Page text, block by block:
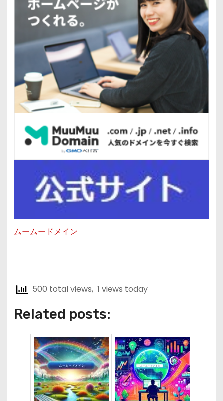
ムームードメイン
500 total views, 1 views today
Related posts: